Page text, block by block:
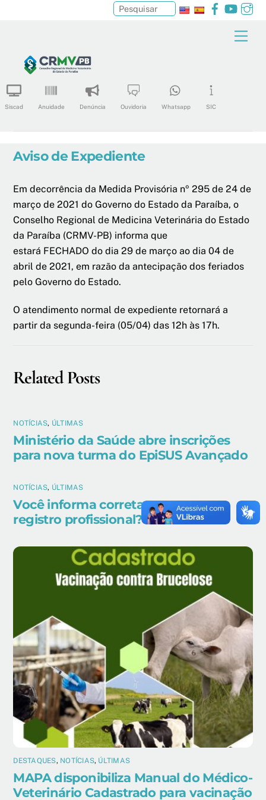
content
Facebook
Siscad Anuidade Denúncia Ouvidoria Whatsapp SIC
Pesquisar
Aviso de Expediente
Em decorrência da Medida Provisória nº 295 de 24 de
março de 2021 do Governo do Estado da Paraíba, o
Conselho Regional de Medicina Veterinária do Estado
da Paraíba (CRMV-PB) informa que
estará FECHADO do dia29 de março ao dia 04 de
abril de 2021, em razão da antecipação dos feriados
pelo Governo do Estado.
O atendimento normal de expediente retornará a
partir da segunda-feira (05/04) das 12h às 17h.
Related Posts
NOTÍCIAS, ÚLTIMAS
Ministério da Saúde abre inscrições
para nova turma do EpiSUS Avançado
NOTÍCIAS, ÚLTIMAS
Você informa corretamente o seu
registro profissional?
DESTAQUES, NOTÍCIAS, ÚLTIMAS
MAPA disponibiliza Manual do Médico-
Veterinário Cadastrado para vacinação